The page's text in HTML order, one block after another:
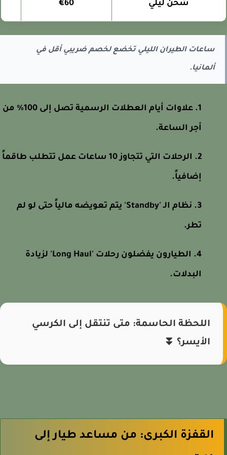
شحن ليلي €60
ساعات الطيران الليلي تخضع لخصم ضريبي أقل في
ألمانيا.
علاوات أيام العطلات الرسمية تصل إلى 100% من
أجر الساعة.
الرحلات التي تتجاوز 10 ساعات عمل تتطلب طاقماً
إضافياً.
نظام الـ 'Standby' يتم تعويضه مالياً حتى لو لم
تطر.
الطيارون يفضلون رحلات 'Long Haul' لزيادة
البدلات.
اللحظة الحاسمة: متى تنتقل إلى الكرسي
الأيسر؟ ⏬
القفزة الكبرى: من مساعد طيار إلى